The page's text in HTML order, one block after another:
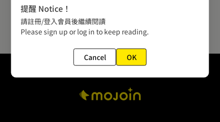
提醒 Notice！
請註冊/登入會員後繼續閱讀
Please sign up or log in to keep reading.
Cancel OK